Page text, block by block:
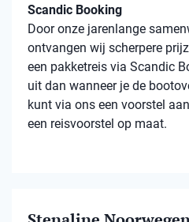
Scandic Booking
Door onze jarenlange
ontvangen wij scherpere
een pakketreis via Scandic
uit dan wanneer je de
kunt via ons een voorstel
een reisvoorstel op maat.